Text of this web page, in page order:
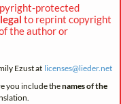
protected
to reprint copyright
the author or
Ezust at licenses@lieder.net
you include thenames of the